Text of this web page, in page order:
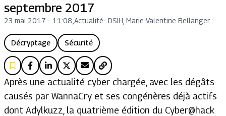
septembre 2017
23 mai 2017 - 11:08 Actualité- DSIH, Marie-Valentine Bellanger
Décryptage Sécurité
Après une actualité cyber chargée, avec les dégâts
causés par WannaCry et ses congénères déjà actifs
dont Adylkuzz, la quatrième édition du Cyber@hack